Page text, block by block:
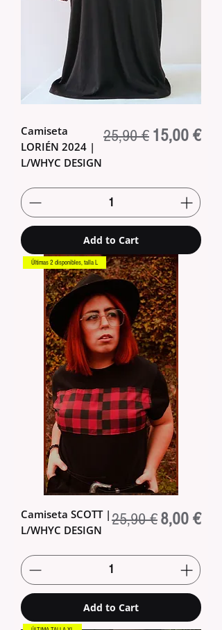
Camiseta
LORIÉN 2024 |
L/WHYC DESIGN
Regular Price
25,90 € Sale Price
15,00 €
Add to Cart
Últimas 2 disponibles, talla L
Camiseta SCOTT |
L/WHYC DESIGN
Regular Price
25,90 €Sale Price
8,00 €
Add to Cart